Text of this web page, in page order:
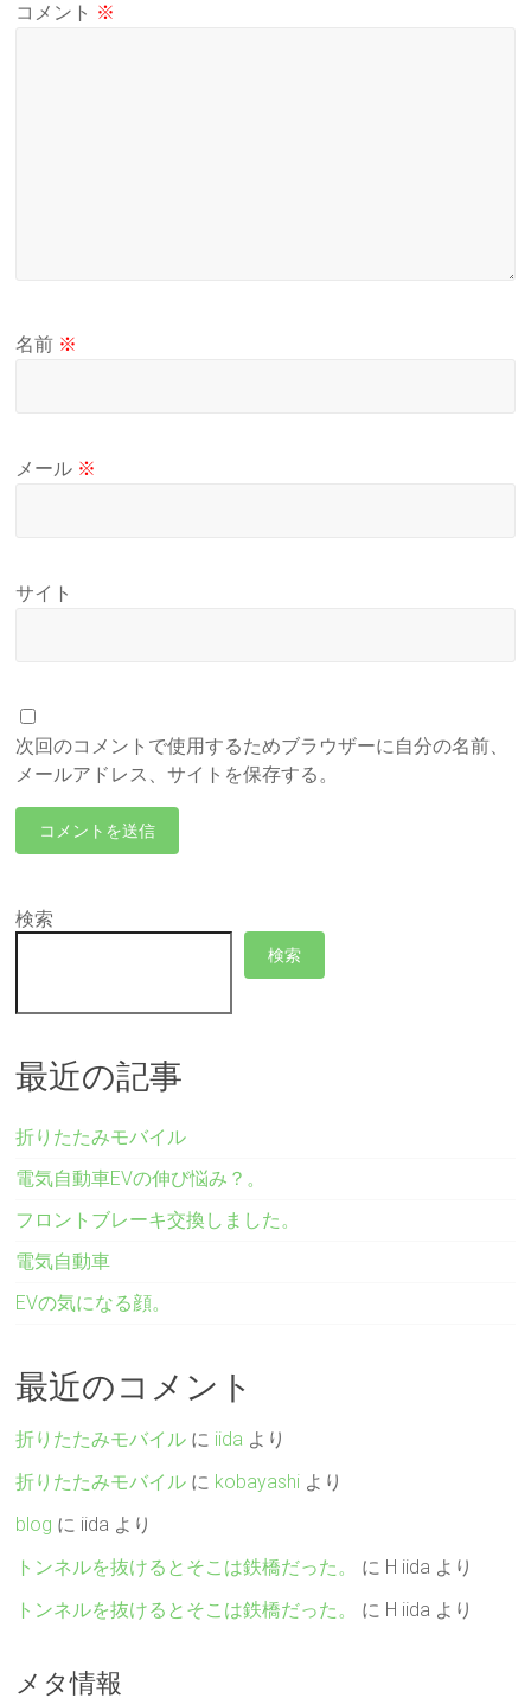
コメント ※
名前 ※
メール ※
サイト
次回のコメントで使用するためブラウザーに自分の名前、
メールアドレス、サイトを保存する。
検索
検索
最近の記事
折りたたみモバイル
電気自動車EVの伸び悩み？。
フロントブレーキ交換しました。
電気自動車
EVの気になる顔。
最近のコメント
折りたたみモバイル に iida より
折りたたみモバイル に kobayashi より
blog に iida より
トンネルを抜けるとそこは鉄橋だった。
に H iida より
トンネルを抜けるとそこは鉄橋だった。
に H iida より
メタ情報